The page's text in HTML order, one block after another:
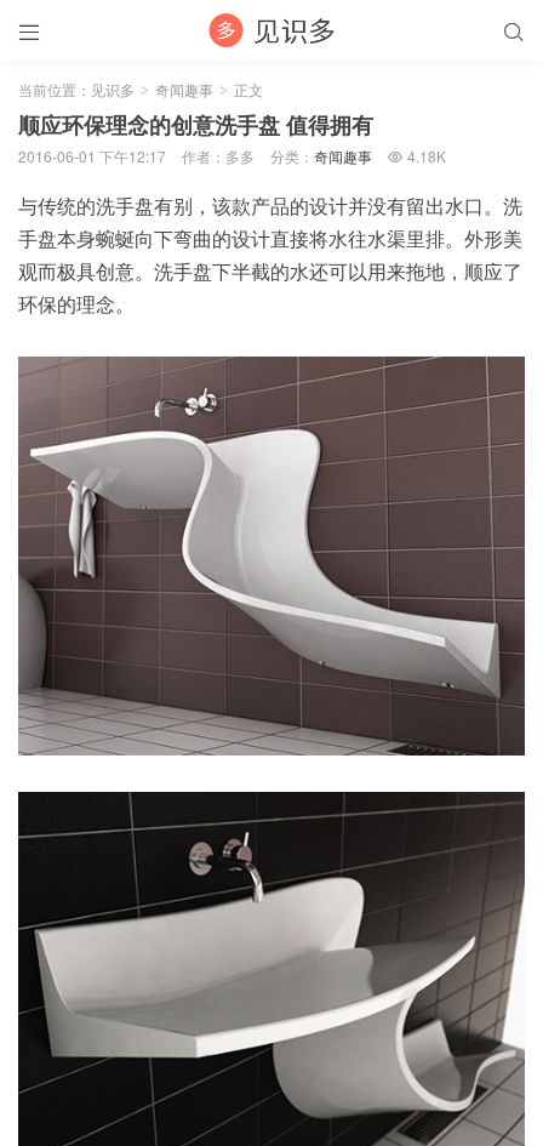
 
当前位置： 见识多 > 奇闻趣事 > 正文
顺应环保理念的创意洗手盘 值得拥有
2016-06-01 下午12:17 作者：多多 分类： 奇闻趣事  4.18K
与传统的洗手盘有别，该款产品的设计并没有留出水口。洗
手盘本身蜿蜒向下弯曲的设计直接将水往水渠里排。外形美
观而极具创意。洗手盘下半截的水还可以用来拖地，顺应了
环保的理念。